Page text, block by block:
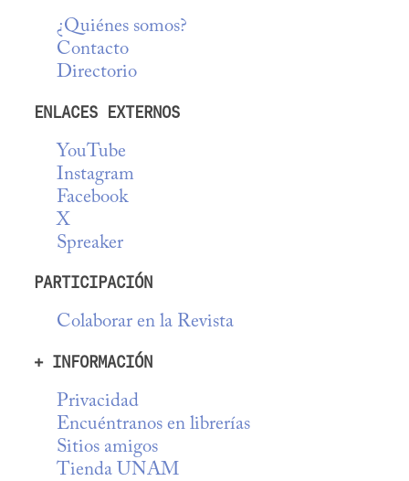
¿Quiénes somos?
Contacto
Directorio
ENLACES EXTERNOS
YouTube
Instagram
Facebook
X
Spreaker
PARTICIPACIÓN
Colaborar en la Revista
+ INFORMACIÓN
Privacidad
Encuéntranos en librerías
Sitios amigos
Tienda UNAM